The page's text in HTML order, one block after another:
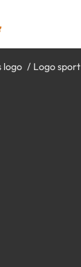
logo Logo sport